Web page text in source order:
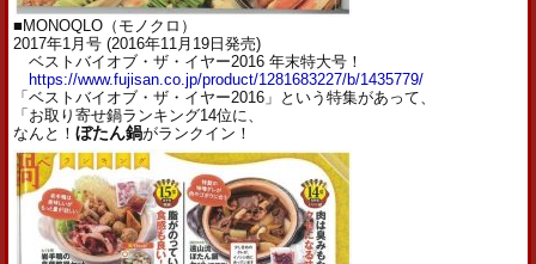
■MONOQLO（モノクロ）
2017年1月号 (2016年11月19日発売)
ベストバイオブ・ザ・イヤー2016 年末特大号！
https://www.fujisan.co.jp/product/1281683227/b/1435779/
「ベストバイオブ・ザ・イヤー2016」という特集があって、
「お取り寄せ鍋ランキング14位に、
なんと！ぼたん鍋がランクイン！